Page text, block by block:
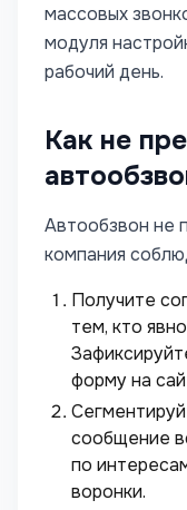
массовых
модуля
рабочий день.
Как не
Автообзвон не
компания
Получите
тем, кто
форму на
сообщение
по
воронки.